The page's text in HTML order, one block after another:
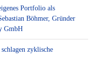
Portfolio als
Böhmer, Gründer
GmbH
zyklische